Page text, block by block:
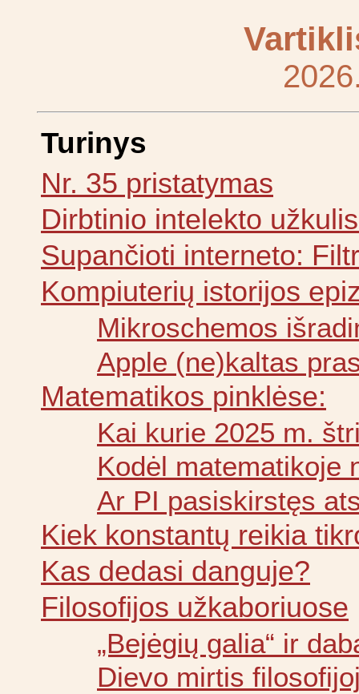
Turinys
Nr. 35 pristatymas
Dirbtinio intelekto
Supančioti interneto:
Kompiuterių istorijos
Mikroschemos
Apple (ne)kaltas
Matematikos pinklėse:
Kai kurie 2025 m.
Kodėl matematikoje
Ar PI pasiskirstęs
Kiek konstantų reikia
Kas dedasi danguje?
Filosofijos užkaboriuose
„Bejėgių galia“ ir
Dievo mirtis